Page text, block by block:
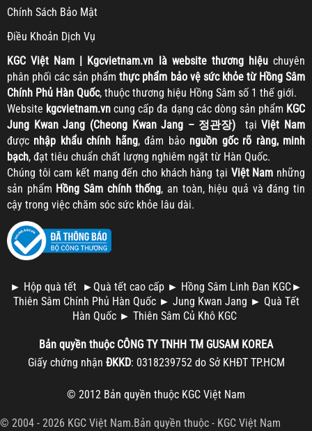
Chính Sách Bảo Mật
Điều Khoản Dịch Vụ
KGCViệt Nam | Kgcvietnam.vn là website thương hiệuchuyên
phân phối các sản phẩmthực phẩm bảo vệ sức khỏe từ Hồng Sâm
Chính Phủ Hàn Quốc, thuộc thương hiệu Hồng Sâm số 1 thế giới.
Website kgcvietnam.vn cung cấp đa dạng các dòng sản phẩm KGC
Jung Kwan Jang (Cheong Kwan Jang – 정관장) tạiViệt Nam
được nhập khẩu chính hãng, đảm bảo nguồn gốc rõ ràng, minh
bạch, đạt tiêu chuẩn chất lượng nghiêm ngặt từ Hàn Quốc.
Chúng tôi cam kết mang đến cho khách hàng tại Việt Nam những
sản phẩm Hồng Sâm chính thống, an toàn, hiệu quả và đáng tin
cậy trong việc chăm sóc sức khỏe lâu dài.
► Hộp quà tết ► Quà tết cao cấp ► Hồng Sâm Linh Đan KGC►
Thiên Sâm Chính Phủ Hàn Quốc ► Jung Kwan Jang ► Quà Tết
Hàn Quốc ► Thiên Sâm Củ Khô KGC
Bản quyền thuộc CÔNG TY TNHH TM GUSAM KOREA
Giấy chứng nhận ĐKKD: 0318239752 do Sở KHĐT TP.HCM
© 2012 Bản quyền thuộc KGC Việt Nam
© 2004 - 2026 KGC Việt Nam.Bản quyền thuộc - KGC Việt Nam